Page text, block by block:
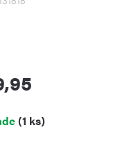
(1 ks)